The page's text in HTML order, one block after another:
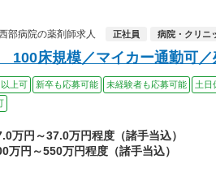
部病院の薬剤師求人
正社員 病院・クリニ
100床規模／マイカー通勤可
上可 新卒も応募可能 未経験者も応募可能 土日
万円～37.0万円程度（諸手当込）
万円～550万円程度（諸手当込）